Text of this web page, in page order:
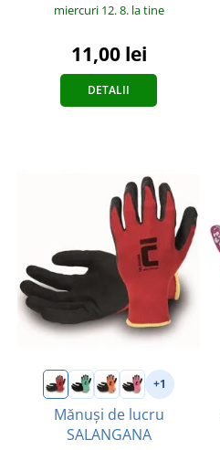
miercuri 12. 8. la tine
11,00 lei
DETALII
+1
Mănuși de lucru
SALANGANA